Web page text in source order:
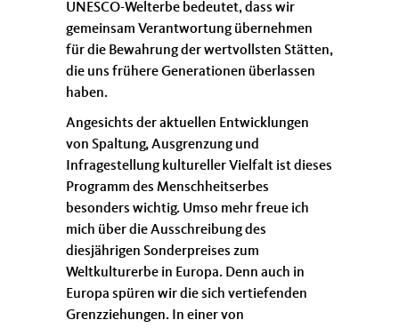
UNESCO-Welterbe bedeutet, dass wir
gemeinsam Verantwortung übernehmen
für die Bewahrung der wertvollsten Stätten,
die uns frühere Generationen überlassen
haben.
Angesichts der aktuellen Entwicklungen
von Spaltung, Ausgrenzung und
Infragestellung kultureller Vielfalt ist dieses
Programm des Menschheitserbes
besonders wichtig. Umso mehr freue ich
mich über die Ausschreibung des
diesjährigen Sonderpreises zum
Weltkulturerbe in Europa. Denn auch in
Europa spüren wir die sich vertiefenden
Grenzziehungen. In einer von